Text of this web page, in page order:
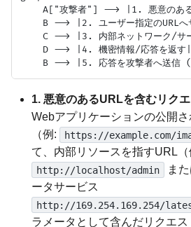
A["攻撃者"] --> |1. 悪意のあ
B --> |2. ユーザー指定のURLへ
C --> |3. 内部ネットワーク/サ
D --> |4. 機密情報/応答を返す
1. 悪意のあるURLを含むリク
Webアプリケーションの公開
（例:
https://example.com/
て、内部リソースを指すURL（
http://localhost/admin
ま
ータサービス
http://169.254.169.254/
ラメータとして含んだリクエス